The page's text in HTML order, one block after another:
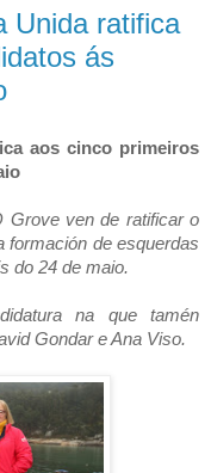
Unida ratifica
ás
aos cinco primeiros
Grove ven de ratificar o
formación de esquerdas
do 24 de maio.
na que tamén
Gondar e Ana Viso.